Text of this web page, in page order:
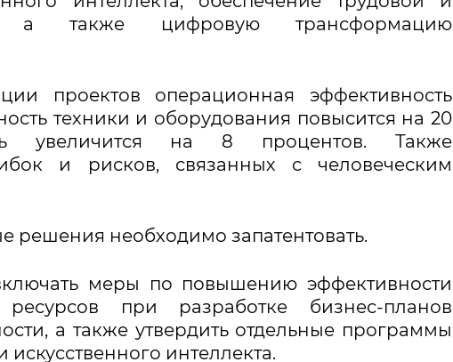
а также цифровую трансформацию
проектов операционная эффективность
техники и оборудования повысится на 20
увеличится на 8 процентов. Также
и рисков, связанных с человеческим
решения необходимо запатентовать.
меры по повышению эффективности
при разработке бизнес-планов
а также утвердить отдельные программы
интеллекта.